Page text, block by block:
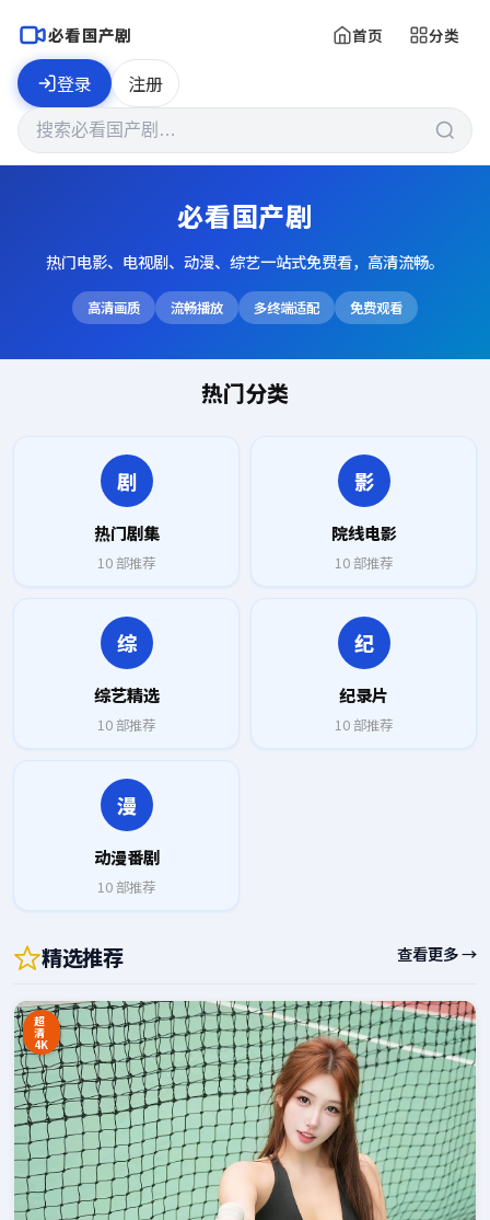
必看国产剧 首页 分类
登录 注册
必看国产剧
热门电影、电视剧、动漫、综艺一站式免费看，高清流畅。
高清画质 流畅播放 多终端适配 免费观看
热门分类
剧
热门剧集
10部推荐
影
院线电影
10部推荐
综
综艺精选
10部推荐
纪
纪录片
10部推荐
漫
动漫番剧
10部推荐
精选推荐 查看更多 →
超
清
4K